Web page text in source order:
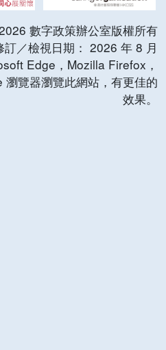
數字政策辦公室版權所有
訂／檢視日期： 2026 年 8 月
Edge，Mozilla Firefox，
覽器瀏覽此網站，有更佳的
效果。